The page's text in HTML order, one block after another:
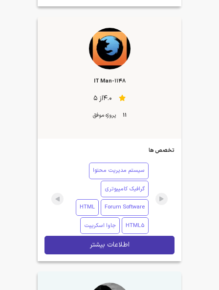
IT Man-1148
4.0از 5
11 پروژه موفق
تخصص ها
سیستم مدیریت محتوا
گرافیک کامپیوتری
Forum Software
HTML
HTML5 جاوا اسکریپت
اطلاعات بیشتر